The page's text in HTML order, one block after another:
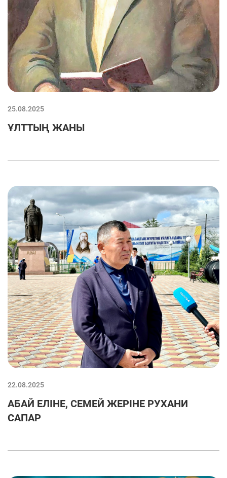
25.08.2025
ҰЛТТЫҢ ЖАНЫ
22.08.2025
АБАЙ ЕЛІНЕ, СЕМЕЙ ЖЕРІНЕ РУХАНИ
САПАР